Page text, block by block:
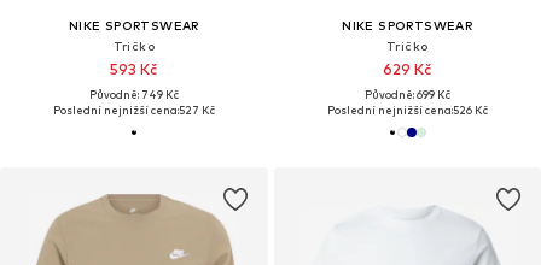
NIKE SPORTSWEAR
Tričko
593 Kč
Původně: 749 Kč
Poslední nejnižší cena:527 Kč
NIKE SPORTSWEAR
Tričko
629 Kč
Původně: 699 Kč
Poslední nejnižší cena:526 Kč